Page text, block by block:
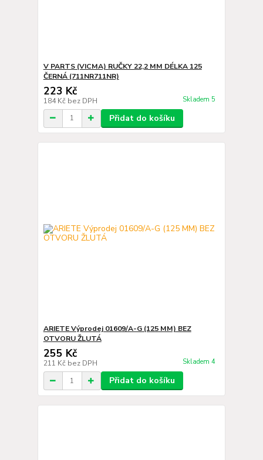
V PARTS (VICMA) RUČKY 22,2 MM DÉLKA 125
ČERNÁ (711NR711NR)
223 Kč
184 Kč bez DPH Skladem 5
Přidat do košíku
ARIETE Výprodej 01609/A-G (125 MM) BEZ
OTVORU ŽLUTÁ
255 Kč
211 Kč bez DPH Skladem 4
Přidat do košíku